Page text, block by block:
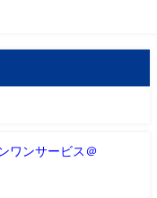
ワンサービス＠